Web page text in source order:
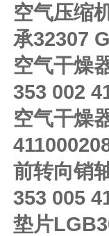
空气压缩
承32307
空气干燥
353 002
空气干燥
前转向销
353 005
垫片